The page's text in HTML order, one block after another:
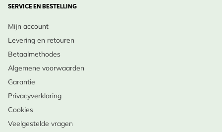
SERVICE EN BESTELLING
Mijn account
Levering en retouren
Betaalmethodes
Algemene voorwaarden
Garantie
Privacyverklaring
Cookies
Veelgestelde vragen